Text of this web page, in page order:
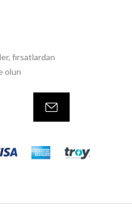
fırsatlardan
olun